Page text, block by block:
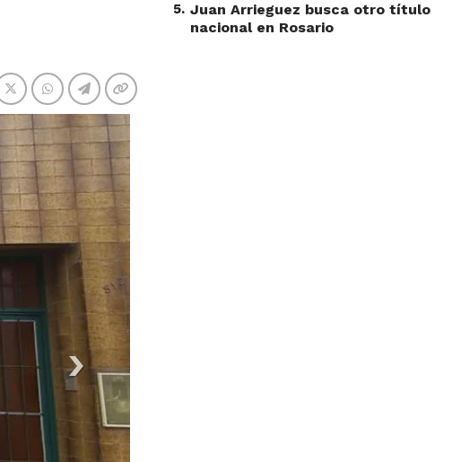
5. Juan Arrieguez busca otro título
nacional en Rosario